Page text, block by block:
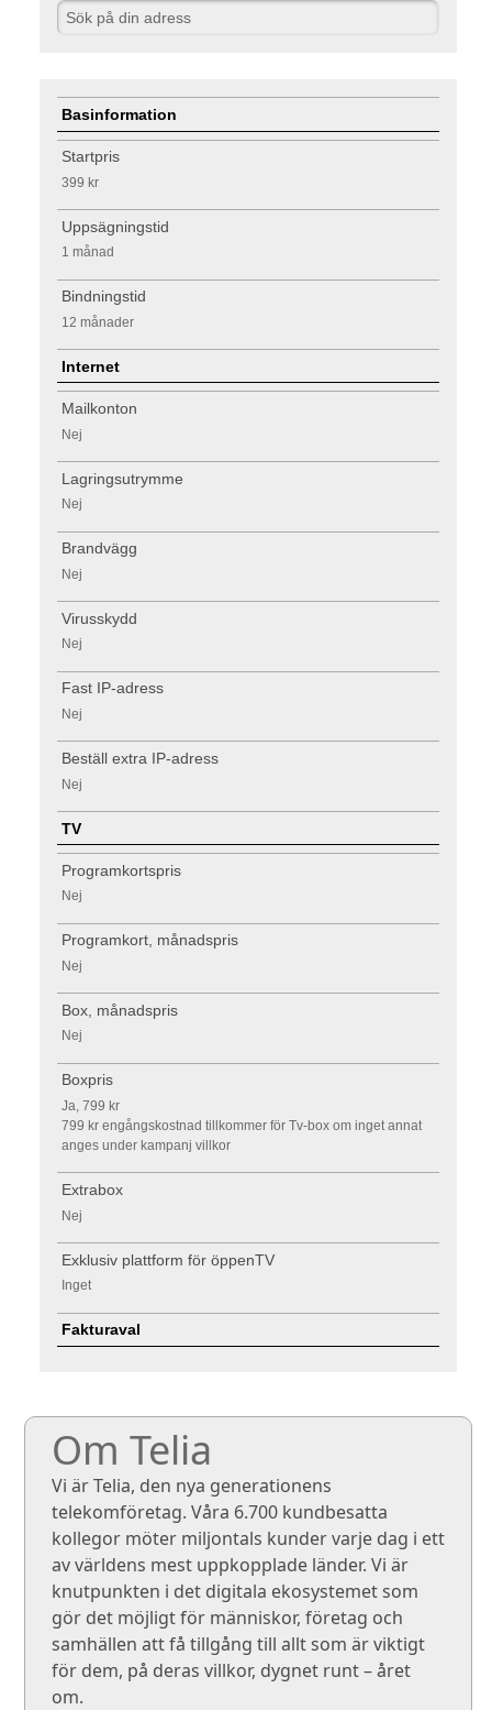
Basinformation
Startpris
399 kr
Uppsägningstid
1 månad
Bindningstid
12 månader
Internet
Mailkonton
Nej
Lagringsutrymme
Nej
Brandvägg
Nej
Virusskydd
Nej
Fast IP-adress
Nej
Beställ extra IP-adress
Nej
TV
Programkortspris
Nej
Programkort, månadspris
Nej
Box, månadspris
Nej
Boxpris
Ja, 799 kr
799 kr engångskostnad tillkommer för Tv-box om inget annat
anges under kampanj villkor
Extrabox
Nej
Exklusiv plattform för öppenTV
Inget
Fakturaval
Om Telia
Vi är Telia, den nya generationens
telekomföretag. Våra 6.700 kundbesatta
kollegor möter miljontals kunder varje dag i ett
av världens mest uppkopplade länder. Vi är
knutpunkten i det digitala ekosystemet som
gör det möjligt för människor, företag och
samhällen att få tillgång till allt som är viktigt
för dem, på deras villkor, dygnet runt – året
om.